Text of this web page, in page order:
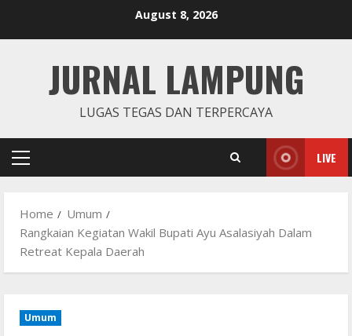
August 8, 2026
JURNAL LAMPUNG
LUGAS TEGAS DAN TERPERCAYA
Primary
LIVE
Home
Umum
Rangkaian Kegiatan Wakil Bupati Ayu Asalasiyah Dalam
Retreat Kepala Daerah
Umum